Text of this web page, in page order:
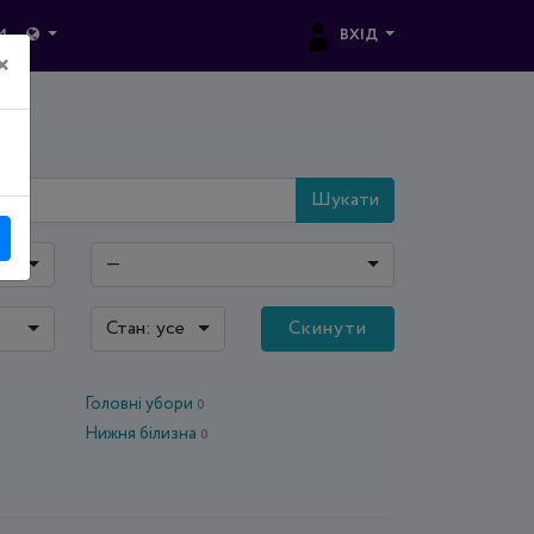
ВХІД
Шукати
—
Стан: усе Скинути
Головні убори 0
Нижня білизна 0